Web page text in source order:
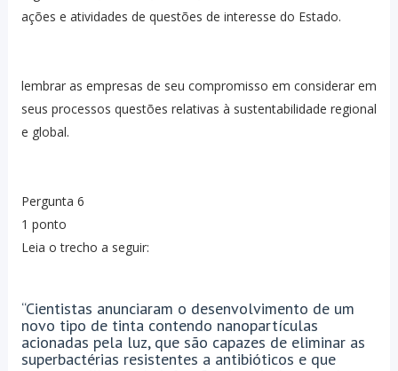
ações e atividades de questões de interesse do Estado.
lembrar as empresas de seu compromisso em considerar em
seus processos questões relativas à sustentabilidade regional
e global.
Pergunta 6
1 ponto
Leia o trecho a seguir:
“Cientistas anunciaram o desenvolvimento de um
novo tipo de tinta contendo nanopartículas
acionadas pela luz, que são capazes de eliminar as
superbactérias resistentes a antibióticos e que